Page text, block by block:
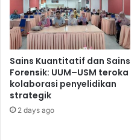
Sains Kuantitatif dan Sains
Forensik: UUM–USM teroka
kolaborasi penyelidikan
strategik
2 days ago